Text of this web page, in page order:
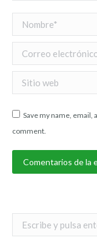
Nombre *
Correo
Sitio web
Save my name, email,
comment.
Comentarios de la
Search: